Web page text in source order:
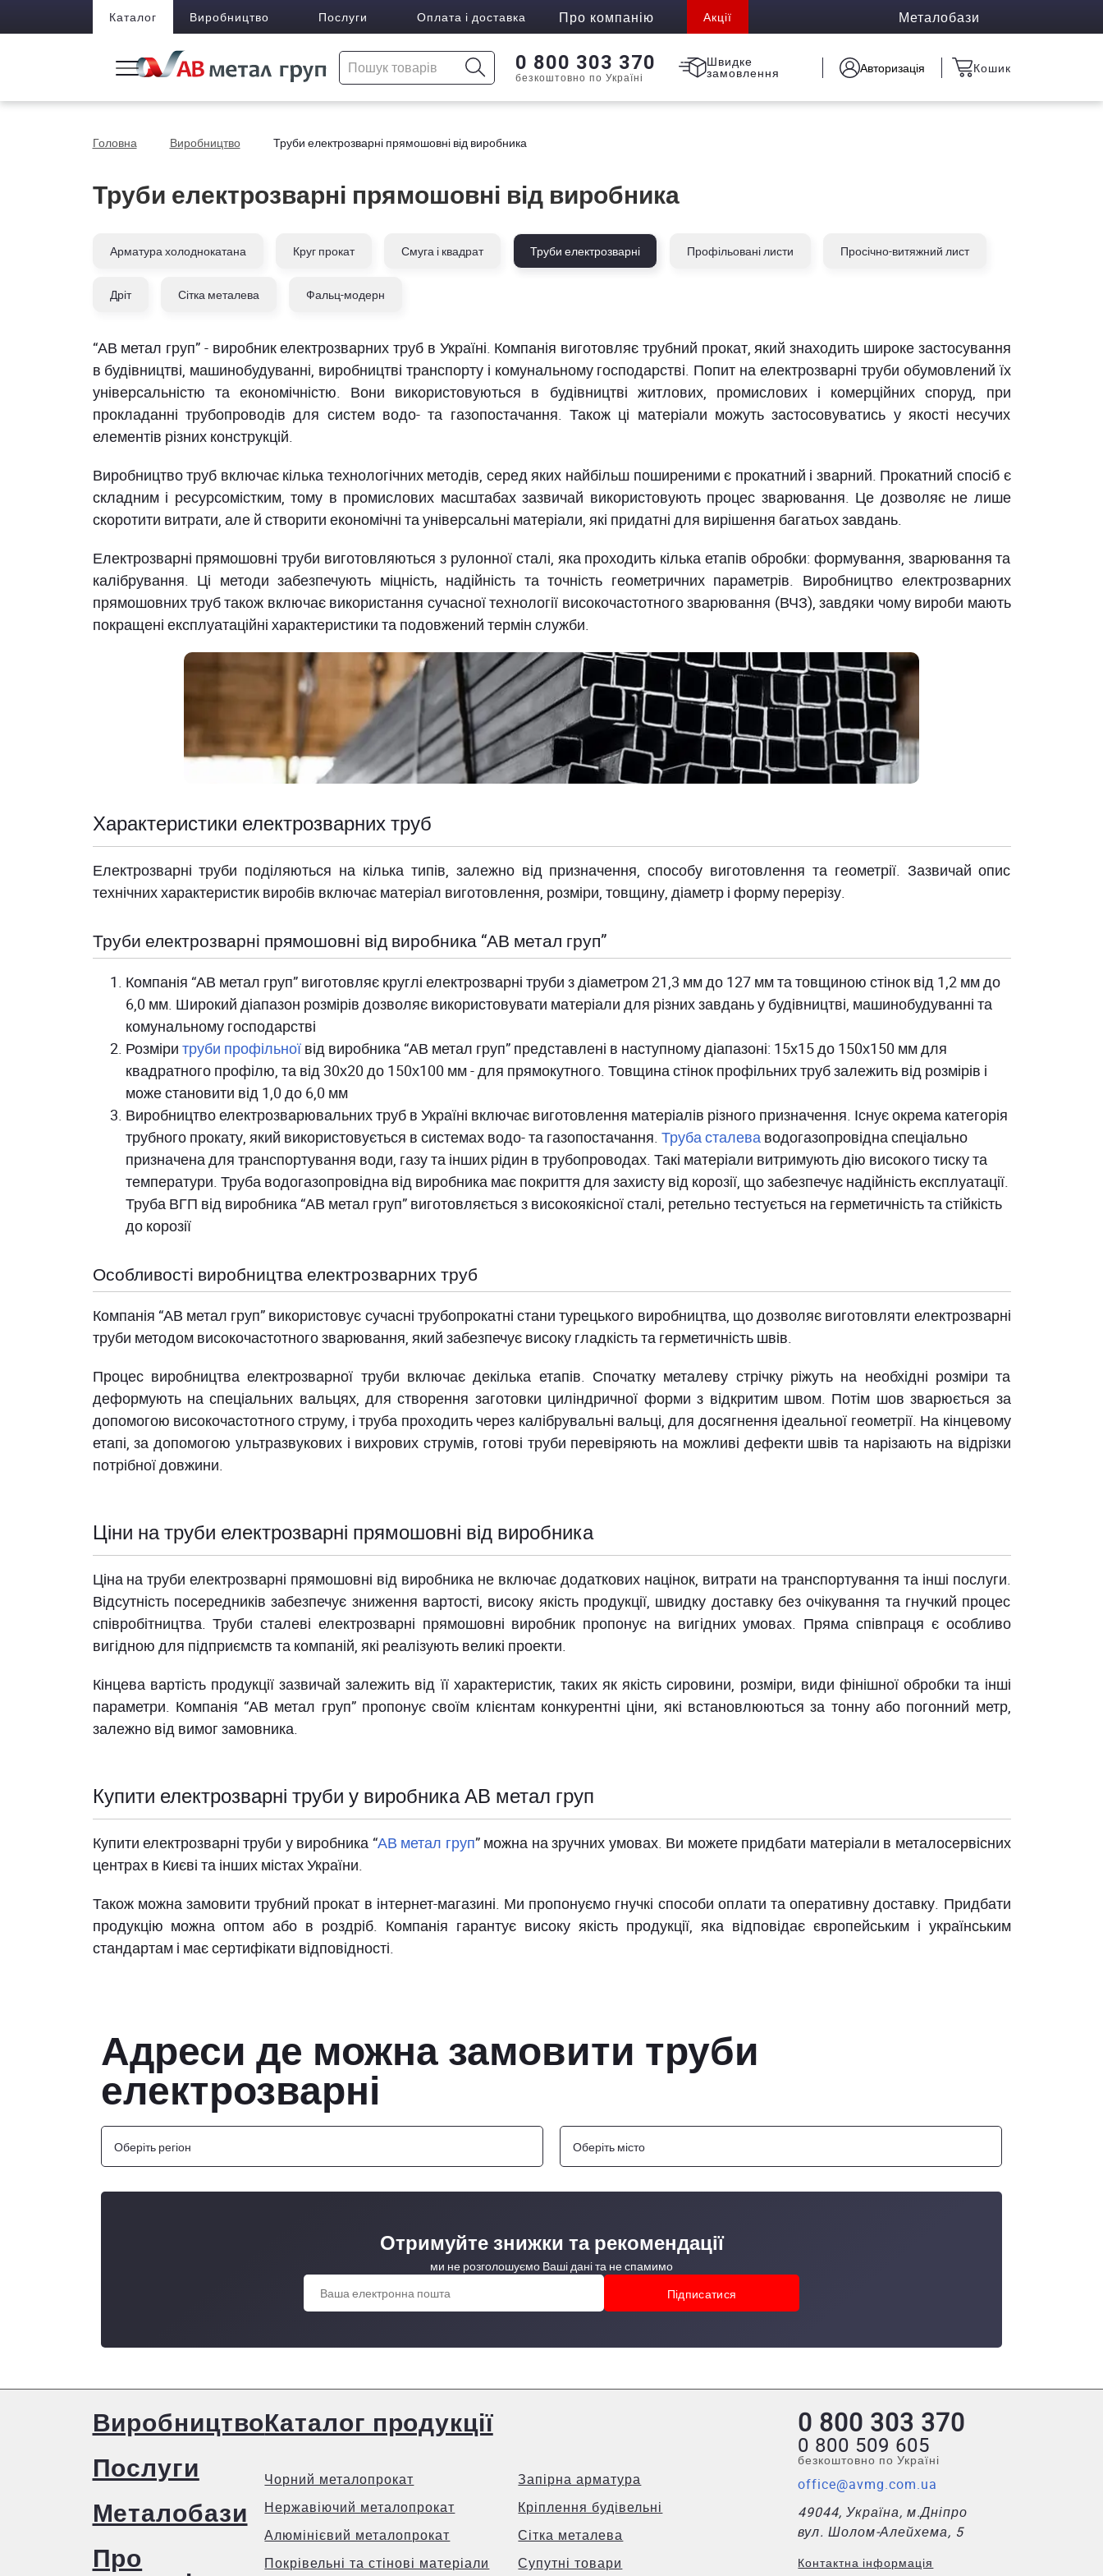
Каталог Виробництво Послуги Оплата і доставка Про компанію Акції Металобази
0 800 303 370
безкоштовно по Україні
Швидке
замовлення Авторизація Кошик
Головна Виробництво Труби електрозварні прямошовні від виробника
Труби електрозварні прямошовні від виробника
Арматура холоднокатана Круг прокат Смуга і квадрат Труби електрозварні Профільовані листи Просічно-витяжний лист
Дріт Сітка металева Фальц-модерн
“АВ метал груп” - виробник електрозварних труб в Україні. Компанія виготовляє трубний прокат, який знаходить широке застосування
в будівництві, машинобудуванні, виробництві транспорту і комунальному господарстві. Попит на електрозварні труби обумовлений їх
універсальністю та економічністю. Вони використовуються в будівництві житлових, промислових і комерційних споруд, при
прокладанні трубопроводів для систем водо- та газопостачання. Також ці матеріали можуть застосовуватись у якості несучих
елементів різних конструкцій.
Виробництво труб включає кілька технологічних методів, серед яких найбільш поширеними є прокатний і зварний. Прокатний спосіб є
складним і ресурсомістким, тому в промислових масштабах зазвичай використовують процес зварювання. Це дозволяє не лише
скоротити витрати, але й створити економічні та універсальні матеріали, які придатні для вирішення багатьох завдань.
Електрозварні прямошовні труби виготовляються з рулонної сталі, яка проходить кілька етапів обробки: формування, зварювання та
калібрування. Ці методи забезпечують міцність, надійність та точність геометричних параметрів. Виробництво електрозварних
прямошовних труб також включає використання сучасної технології високочастотного зварювання (ВЧЗ), завдяки чому вироби мають
покращені експлуатаційні характеристики та подовжений термін служби.
Характеристики електрозварних труб
Електрозварні труби поділяються на кілька типів, залежно від призначення, способу виготовлення та геометрії. Зазвичай опис
технічних характеристик виробів включає матеріал виготовлення, розміри, товщину, діаметр і форму перерізу.
Труби електрозварні прямошовні від виробника “АВ метал груп”
Компанія “АВ метал груп” виготовляє круглі електрозварні труби з діаметром 21,3 мм до 127 мм та товщиною стінок від 1,2 мм до
6,0 мм. Широкий діапазон розмірів дозволяє використовувати матеріали для різних завдань у будівництві, машинобудуванні та
комунальному господарстві
Розміри труби профільноївід виробника “АВ метал груп” представлені в наступному діапазоні: 15х15 до 150х150 мм для
квадратного профілю, та від 30х20 до 150х100 мм - для прямокутного. Товщина стінок профільних труб залежить від розмірів і
може становити від 1,0 до 6,0 мм
Виробництво електрозварювальних труб в Україні включає виготовлення матеріалів різного призначення. Існує окрема категорія
трубного прокату, який використовується в системах водо- та газопостачання. Труба сталеваводогазопровідна спеціально
призначена для транспортування води, газу та інших рідин в трубопроводах. Такі матеріали витримують дію високого тиску та
температури. Труба водогазопровідна від виробника має покриття для захисту від корозії, що забезпечує надійність експлуатації.
Труба ВГП від виробника “АВ метал груп” виготовляється з високоякісної сталі, ретельно тестується на герметичність та стійкість
до корозії
Особливості виробництва електрозварних труб
Компанія “АВ метал груп” використовує сучасні трубопрокатні стани турецького виробництва, що дозволяє виготовляти електрозварні
труби методом високочастотного зварювання, який забезпечує високу гладкість та герметичність швів.
Процес виробництва електрозварної труби включає декілька етапів. Спочатку металеву стрічку ріжуть на необхідні розміри та
деформують на спеціальних вальцях, для створення заготовки циліндричної форми з відкритим швом. Потім шов зварюється за
допомогою високочастотного струму, і труба проходить через калібрувальні вальці, для досягнення ідеальної геометрії. На кінцевому
етапі, за допомогою ультразвукових і вихрових струмів, готові труби перевіряють на можливі дефекти швів та нарізають на відрізки
потрібної довжини.
Ціни на труби електрозварні прямошовні від виробника
Ціна на труби електрозварні прямошовні від виробника не включає додаткових націнок, витрати на транспортування та інші послуги.
Відсутність посередників забезпечує зниження вартості, високу якість продукції, швидку доставку без очікування та гнучкий процес
співробітництва. Труби сталеві електрозварні прямошовні виробник пропонує на вигідних умовах. Пряма співпраця є особливо
вигідною для підприємств та компаній, які реалізують великі проекти.
Кінцева вартість продукції зазвичай залежить від її характеристик, таких як якість сировини, розміри, види фінішної обробки та інші
параметри. Компанія “АВ метал груп” пропонує своїм клієнтам конкурентні ціни, які встановлюються за тонну або погонний метр,
залежно від вимог замовника.
Купити електрозварні труби у виробника АВ метал груп
Купити електрозварні труби у виробника “АВ метал груп” можна на зручних умовах. Ви можете придбати матеріали в металосервісних
центрах в Києві та інших містах України.
Також можна замовити трубний прокат в інтернет-магазині. Ми пропонуємо гнучкі способи оплати та оперативну доставку. Придбати
продукцію можна оптом або в роздріб. Компанія гарантує високу якість продукції, яка відповідає європейським і українським
стандартам і має сертифікати відповідності.
Адреси де можна замовити труби
електрозварні
Оберіть регіон Оберіть місто
Отримуйте знижки та рекомендації
ми не розголошуємо Ваші дані та не спамимо
Виробництво
Послуги
Металобази
Про
Каталог продукції
Чорний металопрокат
Нержавіючий металопрокат
Алюмінієвий металопрокат
Покрівельні та стінові матеріали
Запірна арматура
Кріплення будівельні
Сітка металева
Супутні товари
0 800 303 370
0 800 509 605
безкоштовно по Україні
office@avmg.com.ua
49044, Україна, м.Дніпро
вул. Шолом-Алейхема, 5
Контактна інформація